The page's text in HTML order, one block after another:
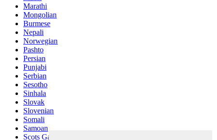
Marathi
Mongolian
Burmese
Nepali
Norwegian
Pashto
Persian
Punjabi
Serbian
Sesotho
Sinhala
Slovak
Slovenian
Somali
Samoan
Scots Gaelic